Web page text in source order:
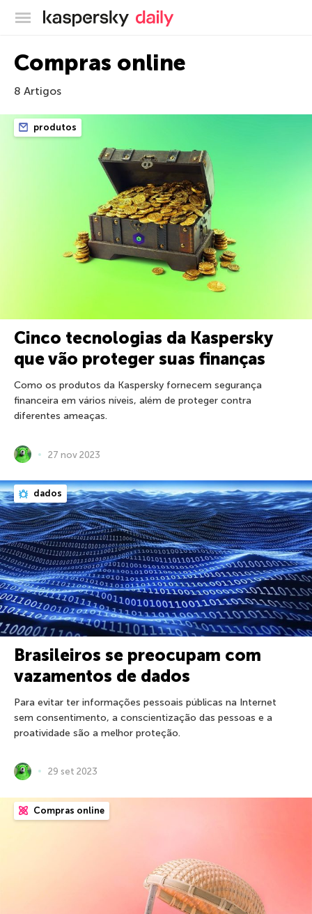
Blog oficial da Kaspersky
Compras online
8 Artigos
produtos
Cinco tecnologias da Kaspersky
que vão proteger suas finanças
Como os produtos da Kaspersky fornecem segurança
financeira em vários níveis, além de proteger contra
diferentes ameaças.
27 nov 2023
dados
Brasileiros se preocupam com
vazamentos de dados
Para evitar ter informações pessoais públicas na Internet
sem consentimento, a conscientização das pessoas e a
proatividade são a melhor proteção.
29 set 2023
Compras online